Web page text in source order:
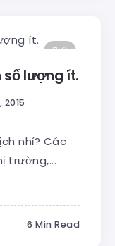
6
số lượng ít.
nhỉ? Các
trường,...
6 Min Read